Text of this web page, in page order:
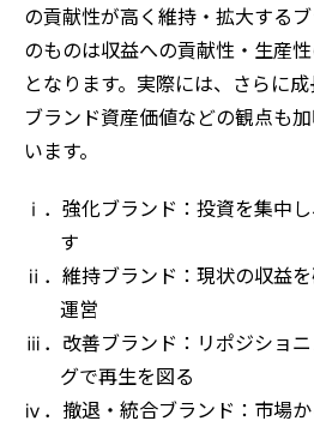
の貢献性が高く維持・拡大する
のものは収益への貢献性・生産
となります。実際には、さらに
ブランド資産価値などの観点も
います。
ⅰ．強化ブランド：投資を集中
す
ⅱ．維持ブランド：現状の収益
運営
ⅲ．改善ブランド：リポジショ
グで再生を図る
ⅳ．撤退・統合ブランド：市場